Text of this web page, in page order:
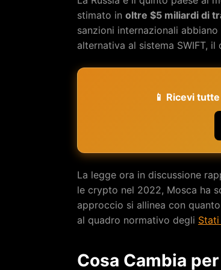
stimato in oltre $5 miliardi di
sanzioni internazionali
alternativa al sistema SWIFT,
📱 Ricevi
La legge ora in discussione
le crypto nel 2022, Mosca ha
approccio si allinea con
al quadro normativo degli
Cosa Cambia